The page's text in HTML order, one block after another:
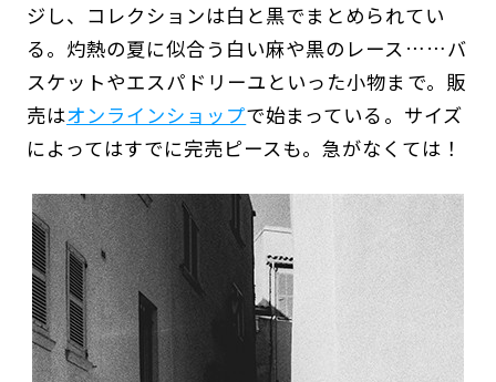
ジし、コレクションは白と黒でまとめられてい
る。灼熱の夏に似合う白い麻や黒のレース……バ
スケットやエスパドリーユといった小物まで。販
売はオンラインショップで始まっている。サイズ
によってはすでに完売ピースも。急がなくては！